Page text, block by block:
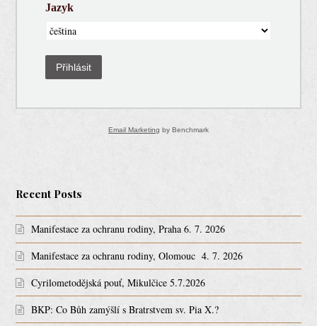
Jazyk
Přihlásit
Email Marketing by Benchmark
Recent Posts
Manifestace za ochranu rodiny, Praha 6. 7. 2026
Manifestace za ochranu rodiny, Olomouc 4. 7. 2026
Cyrilometodějská pouť, Mikulčice 5.7.2026
BKP: Co Bůh zamýšlí s Bratrstvem sv. Pia X.?